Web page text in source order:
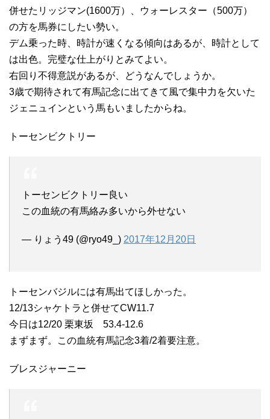
併せたリッジマン(1600万）、ウォーレスター（500万）
の方を馬券にしたい勢い。
デム乗った時、時計が速くなる傾向はあるが、時計として
は出色。完璧な仕上がりとみてよい。
右回り不得意説があるが、どうなんでしょうか。
3歳で期待されて有馬記念に出てきて風で集中力を欠いた
ジェニュインという馬もいましたからね。
トーセンビクトリー
トーセンビクトリー良い
この血統の有馬絡み多いから外せない
— りょう49 (@ryo49_) 2017年12月20日
トーセンバジルには有馬出てほしかった。
12/13シャケトラと併せてCW11.7
今日は12/20 栗東坂 53.4-12.6
まずまず。この血統有馬記念3着/2着要注意。
ブレスジャーニー